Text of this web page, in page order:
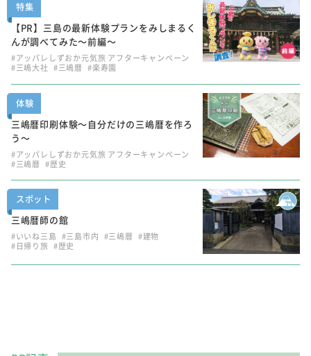
特集
【PR】三島の最新体験プランをみしまるく
んが調べてみた～前編～
#アッパレしずおか元気旅 アフターキャンペーン
#三嶋大社 #三嶋暦 #楽寿園
体験
三嶋暦印刷体験～自分だけの三嶋暦を作ろ
う～
#アッパレしずおか元気旅 アフターキャンペーン
#三嶋暦 #歴史
スポット
三嶋暦師の館
#いいね三島 #三島市内 #三嶋暦 #建物
#日帰り旅 #歴史